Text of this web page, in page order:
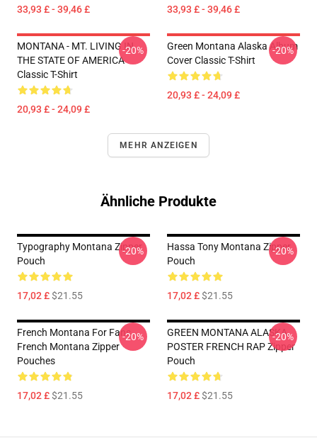
33,93 £ - 39,46 £ 33,93 £ - 39,46 £
MONTANA - MT. LIVING IN
THE STATE OF AMERICA
Classic T-Shirt
20,93 £ - 24,09 £
-20%
Green Montana Alaska Album
Cover Classic T-Shirt
20,93 £ - 24,09 £
-20%
MEHR ANZEIGEN
Ähnliche Produkte
Typography Montana Zipper
Pouch
17,02 £$21.55
-20%
Hassa Tony Montana Zipper
Pouch
17,02 £$21.55
-20%
French Montana For Fans
French Montana Zipper
Pouches
17,02 £$21.55
-20%
GREEN MONTANA ALASKA
POSTER FRENCH RAP Zipper
Pouch
17,02 £$21.55
-20%